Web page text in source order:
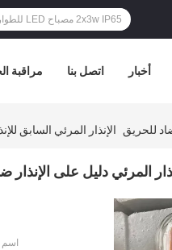
مراقبة اتصل بنا أخبار
للحريق الإنذار المرئي السابق للإنذار المرئي
على الإنذار ضوء تحذير 90 ديسيبل 120
اسم